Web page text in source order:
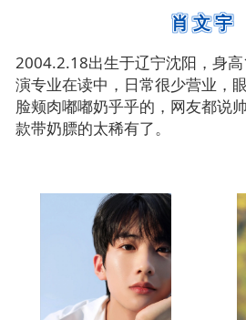
肖文宇
2004.2.18出生于辽宁沈阳，身
演专业在读中，日常很少营业，
脸颊肉嘟嘟奶乎乎的，网友都说
款带奶膘的太稀有了。